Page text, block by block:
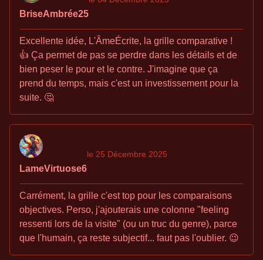
BriseAmbrée25
Excellente idée, L'ÂmeÉcrite, la grille comparative !
👍 Ça permet de pas se perdre dans les détails et de
bien peser le pour et le contre. J'imagine que ça
prend du temps, mais c'est un investissement pour la
suite. 🤔
LameVirtuose6
le 25 Décembre 2025
Carrément, la grille c'est top pour les comparaisons
objectives. Perso, j'ajouterais une colonne "feeling
ressenti lors de la visite" (ou un truc du genre), parce
que l'humain, ça reste subjectif... faut pas l'oublier. 😉